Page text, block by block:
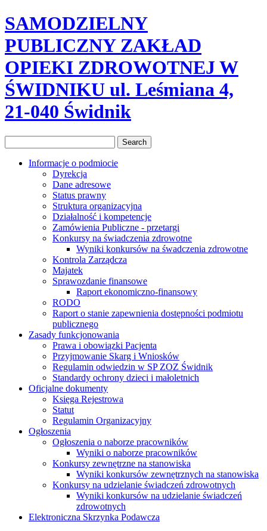
SAMODZIELNY
PUBLICZNY ZAKŁAD
OPIEKI ZDROWOTNEJ W
ŚWIDNIKU ul. Leśmiana 4,
21-040 Świdnik
Informacje o podmiocie
Dyrekcja
Dane adresowe
Status prawny
Struktura organizacyjna
Działalność i kompetencje
Zamówienia Publiczne - przetargi
Konkursy na świadczenia zdrowotne
Wyniki konkursów na śwadczenia zdrowotne
Kontrola Zarządcza
Majatek
Sprawozdanie finansowe
Raport ekonomiczno-finansowy
RODO
Raport o stanie zapewnienia dostępności podmiotu
publicznego
Zasady funkcjonowania
Prawa i obowiązki Pacjenta
Przyjmowanie Skarg i Wniosków
Regulamin odwiedzin w SP ZOZ Świdnik
Standardy ochrony dzieci i małoletnich
Oficjalne dokumenty
Księga Rejestrowa
Statut
Regulamin Organizacyjny
Ogłoszenia
Ogłoszenia o naborze pracowników
Wyniki o naborze pracowników
Konkursy zewnętrzne na stanowiska
Wyniki konkursów zewnętrznych na stanowiska
Konkursy na udzielanie świadczeń zdrowotnych
Wyniki konkursów na udzielanie świadczeń
zdrowotnych
Elektroniczna Skrzynka Podawcza